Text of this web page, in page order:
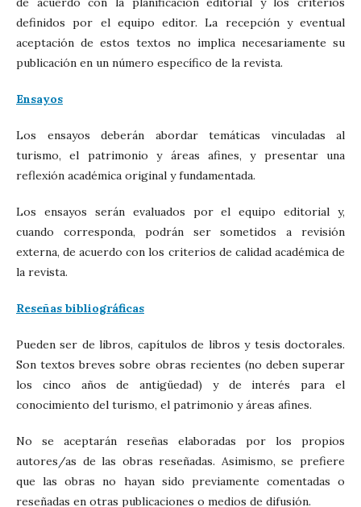
definidos por el equipo editor. La recepción y eventual
aceptación de estos textos no implica necesariamente su
publicación en un número específico de la revista.
Ensayos
Los ensayos deberán abordar temáticas vinculadas al
turismo, el patrimonio y áreas afines, y presentar una
reflexión académica original y fundamentada.
Los ensayos serán evaluados por el equipo editorial y,
cuando corresponda, podrán ser sometidos a revisión
externa, de acuerdo con los criterios de calidad académica de
la revista.
Reseñas bibliográficas
Pueden ser de libros, capítulos de libros y tesis doctorales.
Son textos breves sobre obras recientes (no deben superar
los cinco años de antigüedad) y de interés para el
conocimiento del turismo, el patrimonio y áreas afines.
No se aceptarán reseñas elaboradas por los propios
autores/as de las obras reseñadas. Asimismo, se prefiere
que las obras no hayan sido previamente comentadas o
reseñadas en otras publicaciones o medios de difusión.